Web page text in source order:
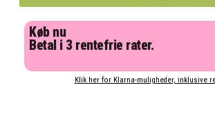
Køb nu
Betal i 3 rentefrie rater.
Klik her for Klarna-muligheder, inklusive